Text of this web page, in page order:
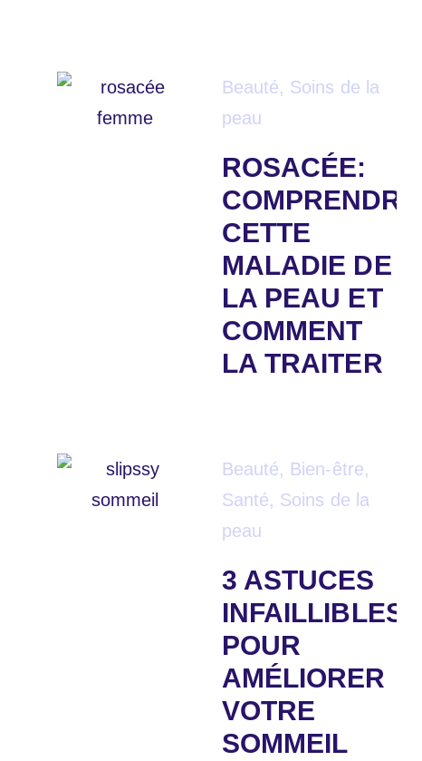
Beauté, Soins de la
peau
ROSACÉE:
COMPRENDRE
CETTE
MALADIE DE
LA PEAU ET
COMMENT
LA TRAITER
Beauté, Bien-être,
Santé, Soins de la
peau
3 ASTUCES
INFAILLIBLES
POUR
AMÉLIORER
VOTRE
SOMMEIL